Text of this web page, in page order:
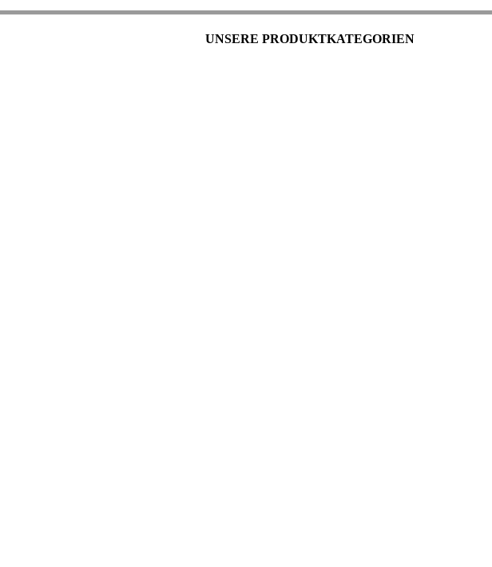
UNSERE PRODUKTKATEGORIEN